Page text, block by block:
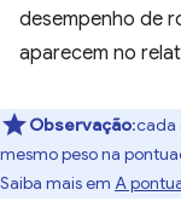
desempenho de
aparecem no
Observação:cada
mesmo peso na
Saiba mais em A